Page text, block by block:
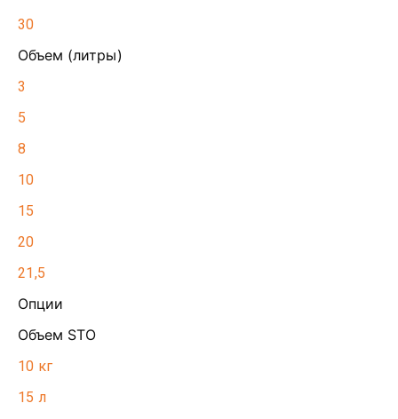
30
Объем (литры)
3
5
8
10
15
20
21,5
Опции
Объем STO
10 кг
15 л